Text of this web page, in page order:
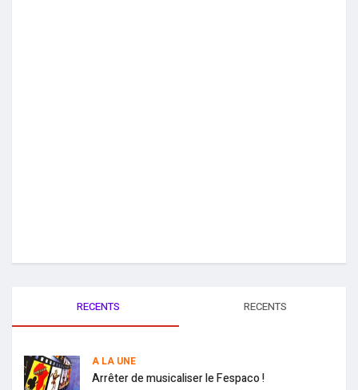
RECENTS RECENTS
A LA UNE
Arrêter de musicaliser le Fespaco !